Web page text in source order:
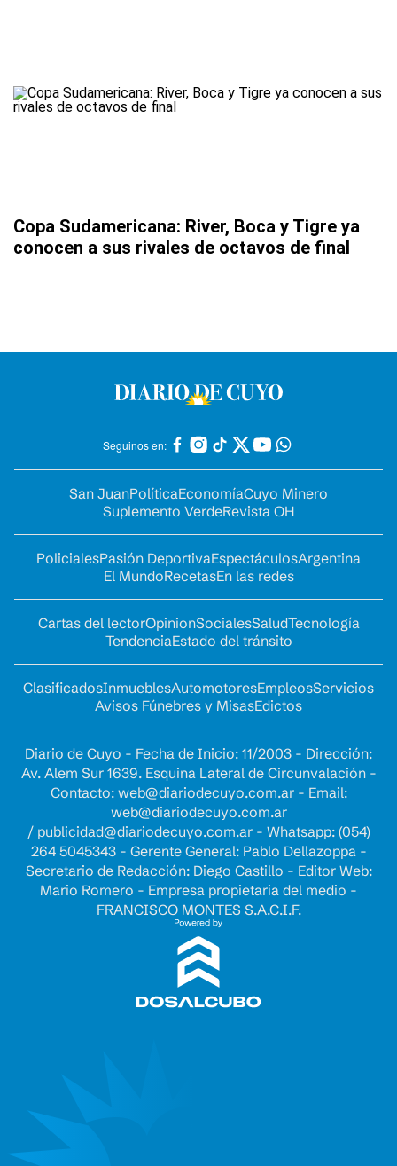
Copa Sudamericana: River, Boca y Tigre ya
conocen a sus rivales de octavos de final
Seguinos en:
San JuanPolíticaEconomíaCuyo Minero
Suplemento VerdeRevista OH
PolicialesPasión DeportivaEspectáculosArgentina
El MundoRecetasEn las redes
Cartas del lectorOpinionSocialesSaludTecnología
TendenciaEstado del tránsito
ClasificadosInmueblesAutomotoresEmpleosServicios
Avisos Fúnebres y MisasEdictos
Diario de Cuyo - Fecha de Inicio: 11/2003 - Dirección:
Av. Alem Sur 1639. Esquina Lateral de Circunvalación -
Contacto: web@diariodecuyo.com.ar- Email:
web@diariodecuyo.com.ar
/ publicidad@diariodecuyo.com.ar- Whatsapp: (054)
264 5045343 - Gerente General: Pablo Dellazoppa -
Secretario de Redacción: Diego Castillo - Editor Web:
Mario Romero - Empresa propietaria del medio -
FRANCISCO MONTES S.A.C.I.F.